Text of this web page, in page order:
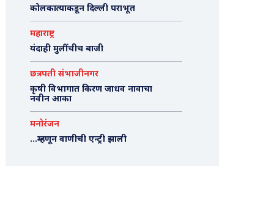
कोलकात्याकडून दिल्ली पराभूत
महाराष्ट्र
यंदाही मुलींचीच बाजी
छत्रपती संभाजीनगर
कृषी विभागात किरण जाधव नावाचा
नवीन आका
मनोरंजन
…म्हणून वाणीची एन्ट्री झाली